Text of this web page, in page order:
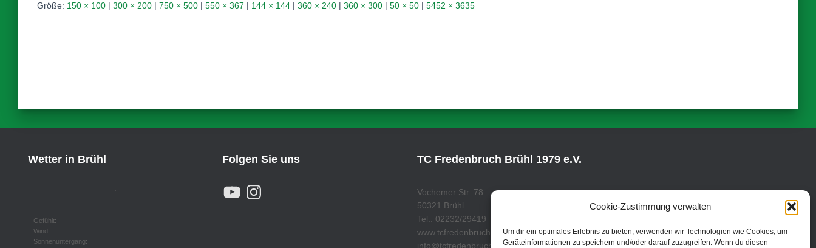
Cookie-Zustimmung verwalten
Um dir ein optimales Erlebnis zu bieten, verwenden wir Technologien wie Cookies, um
Geräteinformationen zu speichern und/oder darauf zuzugreifen. Wenn du diesen
Größe: 150 × 100 | 300 × 200 | 750 × 500 | 550 × 367 | 144 × 144 | 360 × 240 | 360 × 300 | 50 × 50 | 5452 × 3635
Wetter in Brühl
Gefühlt:
Wind:
Sonnenuntergang:
Folgen Sie uns
Y
O
N
TC Fredenbruch Brühl 1979 e.V.
Vochemer Str. 78
50321 Brühl
Tel.: 02232/29419
www.tcfredenbruch.de
info@tcfredenbruch.de